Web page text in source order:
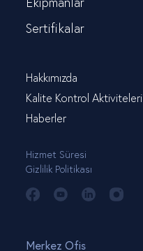
Sertifikalar
Hakkımızda
Kalite Kontrol Aktiviteleri
Haberler
Hizmet Süresi
Gizlilik Politikası
Merkez Ofis